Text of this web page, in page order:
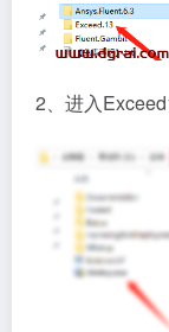
2、进入